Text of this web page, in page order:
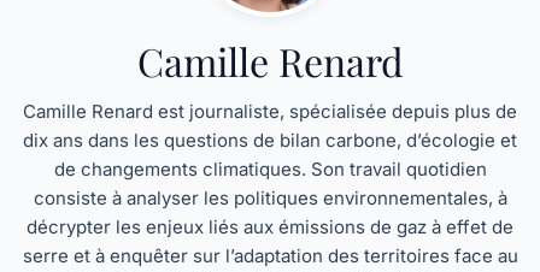
Camille Renard
Camille Renard est journaliste, spécialisée depuis plus de
dix ans dans les questions de bilan carbone, d’écologie et
de changements climatiques. Son travail quotidien
consiste à analyser les politiques environnementales, à
décrypter les enjeux liés aux émissions de gaz à effet de
serre et à enquêter sur l’adaptation des territoires face au